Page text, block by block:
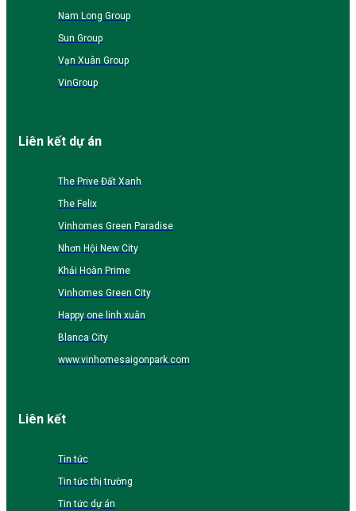
Nam Long Group
Sun Group
Vạn Xuân Group
VinGroup
Liên kết dự án
The Prive Đất Xanh
The Felix
Vinhomes Green Paradise
Nhơn Hội New City
Khải Hoàn Prime
Vinhomes Green City
Happy one linh xuân
Blanca City
www.vinhomesaigonpark.com
Liên kết
Tin tức
Tin tức thị trường
Tin tức dự án